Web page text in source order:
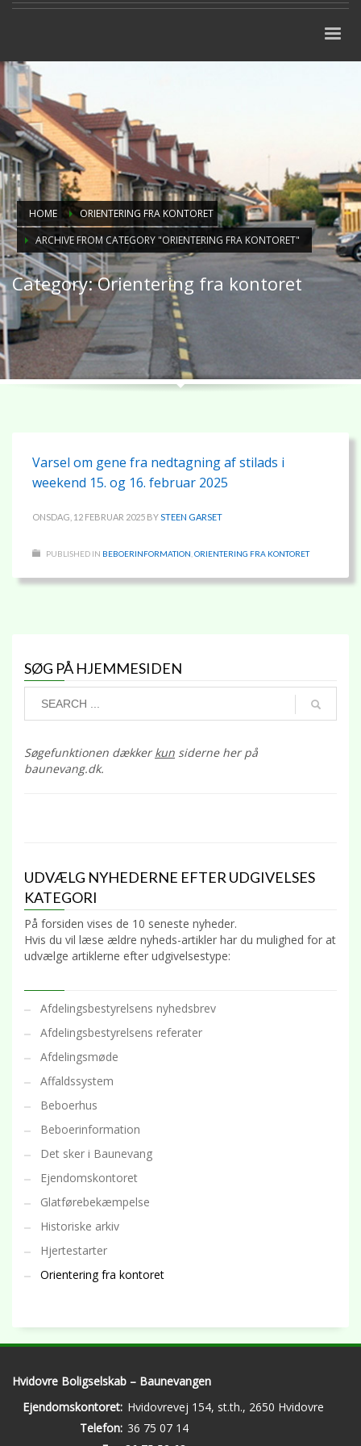
HOME
ORIENTERING FRA KONTORET
ARCHIVE FROM CATEGORY "ORIENTERING FRA KONTORET"
Category: Orientering fra kontoret
Varsel om gene fra nedtagning af stilads i
weekend 15. og 16. februar 2025
ONSDAG, 12 FEBRUAR 2025 BYSTEEN GARSET
PUBLISHED IN BEBOERINFORMATION ORIENTERING FRA KONTORET
SØG PÅ HJEMMESIDEN
Søgefunktionen dækkerkun siderne her på
baunevang.dk.
UDVÆLG NYHEDERNE EFTER UDGIVELSES
KATEGORI
På forsiden vises de 10 seneste nyheder.
Hvis du vil læse ældre nyheds-artikler har du mulighed for at
udvælge artiklerne efter udgivelsestype:
Afdelingsbestyrelsens nyhedsbrev
Afdelingsbestyrelsens referater
Afdelingsmøde
Affaldssystem
Beboerhus
Beboerinformation
Det sker i Baunevang
Ejendomskontoret
Glatførebekæmpelse
Historiske arkiv
Hjertestarter
Orientering fra kontoret
Hvidovre Boligselskab – Baunevangen
Ejendomskontoret: Hvidovrevej 154, st.th., 2650 Hvidovre
Telefon: 36 75 07 14